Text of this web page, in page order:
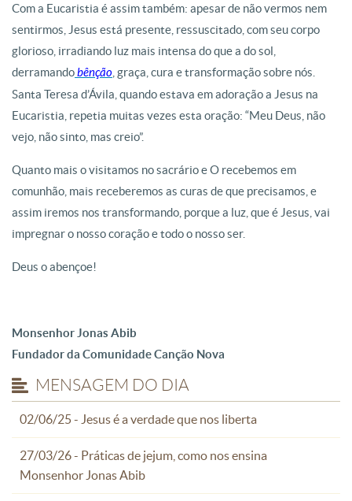
Com a Eucaristia é assim também: apesar de não vermos nem
sentirmos, Jesus está presente, ressuscitado, com seu corpo
glorioso, irradiando luz mais intensa do que a do sol,
derramandobênção , graça, cura e transformação sobre nós.
Santa Teresa d’Ávila, quando estava em adoração a Jesus na
Eucaristia, repetia muitas vezes esta oração: “Meu Deus, não
vejo, não sinto, mas creio”.
Quanto mais o visitamos no sacrário e O recebemos em
comunhão, mais receberemos as curas de que precisamos, e
assim iremos nos transformando, porque a luz, que é Jesus, vai
impregnar o nosso coração e todo o nosso ser.
Deus o abençoe!
Monsenhor Jonas Abib
Fundador da Comunidade Canção Nova
MENSAGEM DO DIA
02/06/25 - Jesus é a verdade que nos liberta
27/03/26 - Práticas de jejum, como nos ensina
Monsenhor Jonas Abib